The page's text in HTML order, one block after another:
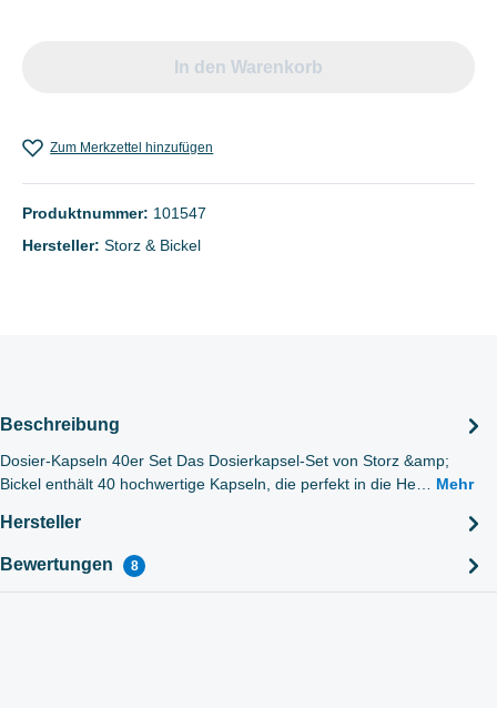
In den Warenkorb
Zum Merkzettel hinzufügen
Produktnummer: 101547
Hersteller: Storz & Bickel
Beschreibung
Dosier-Kapseln 40er Set Das Dosierkapsel-Set von Storz &amp;
Bickel enthält 40 hochwertige Kapseln, die perfekt in die He… Mehr
Hersteller
Bewertungen 8